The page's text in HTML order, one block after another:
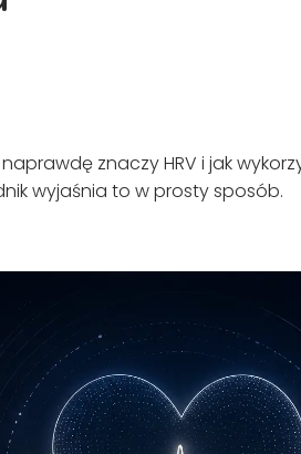
znaczy HRV i jak
wyjaśnia to w prosty sposób.